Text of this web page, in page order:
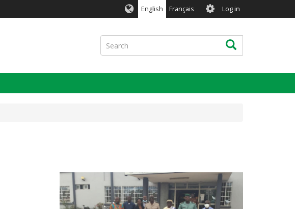
English Français User
account
menu
Log in
Search Search